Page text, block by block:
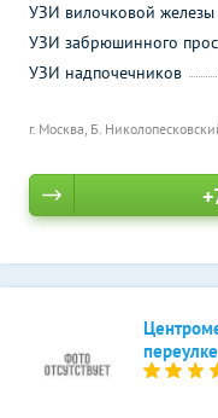
г. Москва, Б.
УЗИ вилочковой железы
УЗИ забрюшинного
УЗИ надпочечников
переулке